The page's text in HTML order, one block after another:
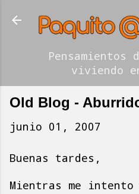
Ir al
Pensamientos
viviendo
Old Blog -
junio 01, 2007
Buenas tardes,
Mientras me